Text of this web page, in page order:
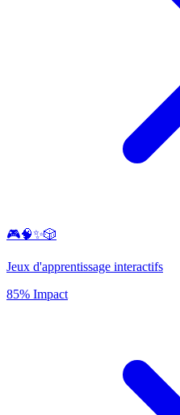
🎮🧠✨🎲
Jeux d'apprentissage interactifs
85% Impact